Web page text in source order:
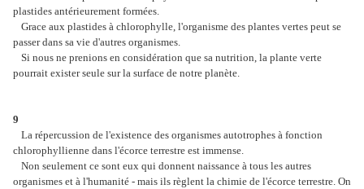
plastides antérieurement formées.
Grace aux plastides à chlorophylle, l'organisme des plantes vertes peut se
passer dans sa vie d'autres organismes.
Si nous ne prenions en considération que sa nutrition, la plante verte
pourrait exister seule sur la surface de notre planète.
9
La répercussion de l'existence des organismes autotrophes à fonction
chlorophyllienne dans l'écorce terrestre est immense.
Non seulement ce sont eux qui donnent naissance à tous les autres
organismes et à l'humanité - mais ils règlent la chimie de l'écorce terrestre. On